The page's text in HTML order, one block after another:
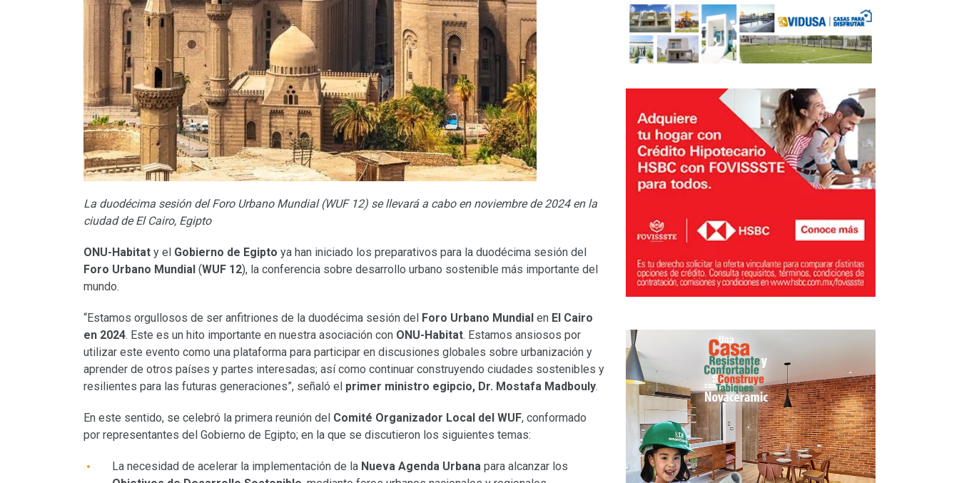
La duodécima sesión del Foro Urbano Mundial (WUF 12) se llevará a cabo en noviembre de 2024 en la
ciudad de El Cairo, Egipto
ONU-Habitat y el Gobierno de Egipto ya han iniciado los preparativos para la duodécima sesión del
Foro Urbano Mundial (WUF 12), la conferencia sobre desarrollo urbano sostenible más importante del
mundo.
“Estamos orgullosos de ser anfitriones de la duodécima sesión del Foro Urbano Mundial en El Cairo
en 2024. Este es un hito importante en nuestra asociación con ONU-Habitat. Estamos ansiosos por
utilizar este evento como una plataforma para participar en discusiones globales sobre urbanización y
aprender de otros países y partes interesadas; así como continuar construyendo ciudades sostenibles y
resilientes para las futuras generaciones”, señaló el primer ministro egipcio, Dr. Mostafa Madbouly.
En este sentido, se celebró la primera reunión del Comité Organizador Local del WUF, conformado
por representantes del Gobierno de Egipto; en la que se discutieron los siguientes temas:
La necesidad de acelerar la implementación de la Nueva Agenda Urbana para alcanzar los